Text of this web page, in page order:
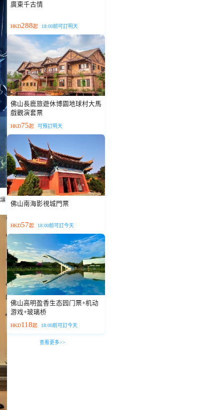
廣東千古情
HKD288起 18:00前可訂明天
佛山長鹿旅遊休博園地球村大馬
戲觀演套票
HKD75起 可預訂明天
佛山南海影視城門票
HKD57起 18:00前可訂今天
佛山高明盈香生态园门票+机动
游戏+玻璃桥
HKD118起 18:00前可訂今天
查看更多>>